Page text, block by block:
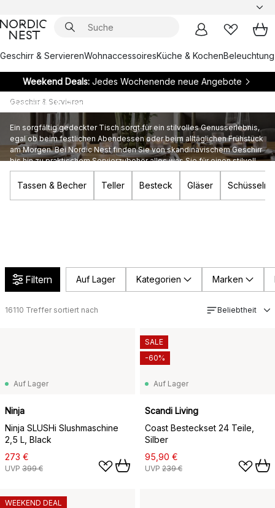
Geschirr & ServierenWohnaccessoiresKüche & KochenBeleuchtung
Weekend Deals:Jedes Wochenende neue Angebote
Geschirr & Servieren
Geschirr & Servieren
Ein sorgfältig gedeckter Tisch sorgt für ein stilvolles Genusserlebnis,
egal ob beim festlichen Abendessen oder beim alltäglichen Frühstück
am Morgen. Bei Nordic Nest finden Sie von skandinavischem Geschirr
bis hin zu praktischem Servierzubehör alles was Sie für einen stilvoll
gedeckten Esstisch benötigen.
Tassen & Becher Teller Besteck Gläser Schüsseln
Filtern Auf Lager Kategorien Marken
16110 Treffer sortiert nach Beliebtheit
Auf Lager
Ninja
Ninja SLUSHi Slushmaschine
2,5 L, Black
273 €
UVP 399 €
Auf Lager
Scandi Living
Coast Besteckset 24 Teile,
Silber
95,90 €
UVP 239 €
SALE
-60%
WEEKEND DEAL